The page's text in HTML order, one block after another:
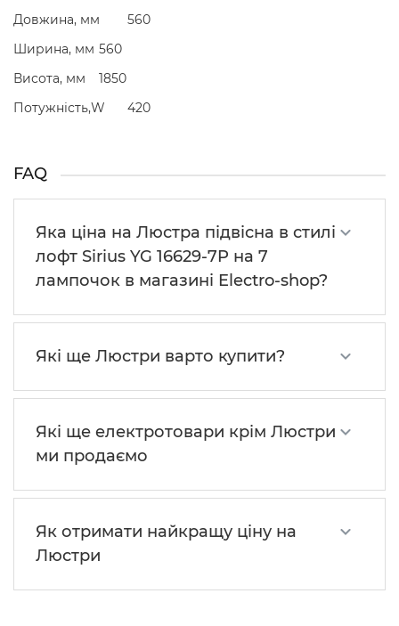
Довжина, мм
560
Ширина, мм 560
Висота, мм
1850
Потужність,W
420
FAQ
Яка ціна на Люстра підвісна в стилі
лофт Sirius YG 16629-7P на 7
лампочок в магазині Electro-shop?
Які ще Люстри варто купити?
Які ще електротовари крім Люстри
ми продаємо
Як отримати найкращу ціну на
Люстри